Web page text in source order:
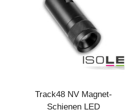
Track48 NV Magnet-
Schienen LED